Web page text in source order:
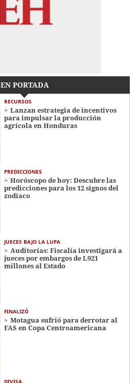
EN PORTADA
RECURSOS
Lanzan estrategia de incentivos
para impulsar la producción
agrícola en Honduras
PREDICCIONES
Horóscopo de hoy: Descubre las
predicciones para los 12 signos del
zodiaco
JUECES BAJO LA LUPA
Auditorías: Fiscalía investigará a
jueces por embargos de L921
millones al Estado
FINALIZÓ
Motagua sufrió para derrotar al
FAS en Copa Centroamericana
DIVISA